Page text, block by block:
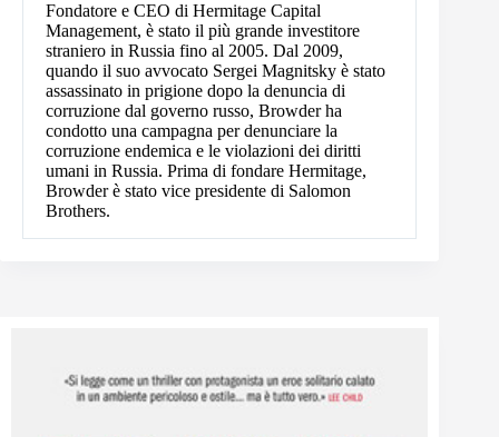
Fondatore e CEO di Hermitage Capital
Management, è stato il più grande investitore
straniero in Russia fino al 2005. Dal 2009,
quando il suo avvocato Sergei Magnitsky è stato
assassinato in prigione dopo la denuncia di
corruzione dal governo russo, Browder ha
condotto una campagna per denunciare la
corruzione endemica e le violazioni dei diritti
umani in Russia. Prima di fondare Hermitage,
Browder è stato vice presidente di Salomon
Brothers.